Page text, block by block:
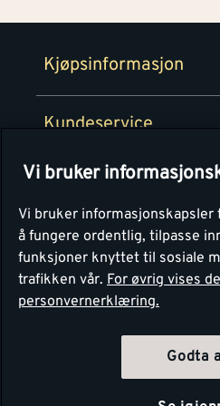
Kjøpsinformasjon
Retur- og
Kundeservice
Montér
Personvern
Vi bruker
Vi bruker
å fungere ordentlig, tilpasse
funksjoner knyttet til sosiale
trafikken vår. For øvrig vises
personvernerklæring.
Godta